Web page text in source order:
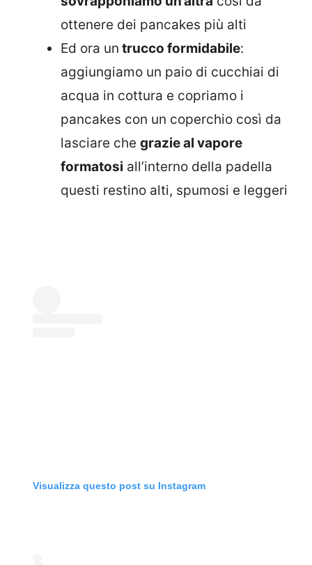
ottenere dei pancakes più alti
Ed ora un trucco formidabile:
aggiungiamo un paio di cucchiai di
acqua in cottura e copriamo i
pancakes con un coperchio così da
lasciare che grazie al vapore
formatosi all’interno della padella
questi restino alti, spumosi e leggeri
Visualizza questo post su Instagram